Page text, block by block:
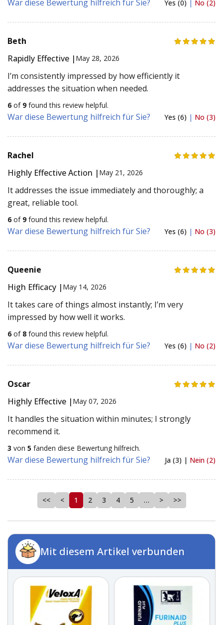
War diese Bewertung hilfreich für Sie? Yes (0) | No (2)
Beth
Rapidly Effective | May 28, 2026
I’m consistently impressed by how efficiently it
addresses the situation when needed.
6 of 9found this review helpful.
War diese Bewertung hilfreich für Sie? Yes (6) | No (3)
Rachel
Highly Effective Action | May 21, 2026
It addresses the issue immediately and thoroughly; a
great, reliable tool.
6 of 9found this review helpful.
War diese Bewertung hilfreich für Sie? Yes (6) | No (3)
Queenie
High Efficacy | May 14, 2026
It takes care of things almost instantly; I’m very
impressed by how well it works.
6 of 8 found this review helpful.
War diese Bewertung hilfreich für Sie? Yes (6) | No (2)
Oscar
Highly Effective | May 07, 2026
It handles the situation within minutes; I strongly
recommend it.
3 von 5 fanden diese Bewertung hilfreich.
War diese Bewertung hilfreich für Sie? Ja (3) | Nein (2)
<< < 1 2 3 4 5 … > >>
Mit diesem Artikel verbunden